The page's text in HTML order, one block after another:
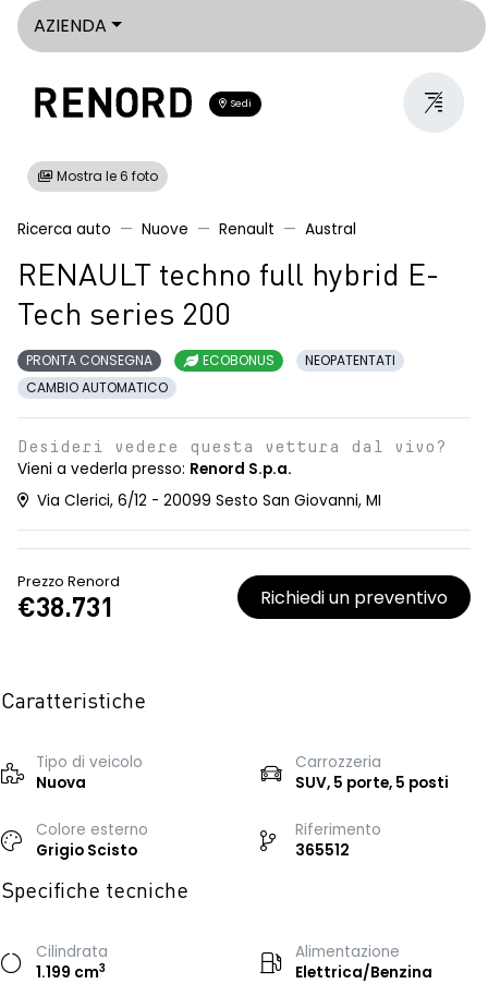
AZIENDA
Sedi
Mostra le 6 foto
Ricerca auto Nuove Renault Austral
RENAULT techno full hybrid E-
Tech series 200
PRONTA CONSEGNA ECOBONUS
NEOPATENTATI
CAMBIO AUTOMATICO
Desideri vedere questa vettura dal vivo?
Vieni a vederla presso: Renord S.p.a.
Via Clerici, 6/12 - 20099 Sesto San Giovanni, MI
Prezzo Renord
€38.731 Richiedi un preventivo
Caratteristiche
Tipo di veicolo
Nuova
Carrozzeria
SUV, 5 porte, 5 posti
Colore esterno
Grigio Scisto
Riferimento
365512
Specifiche tecniche
Cilindrata
1.199 cm3
Alimentazione
Elettrica/Benzina